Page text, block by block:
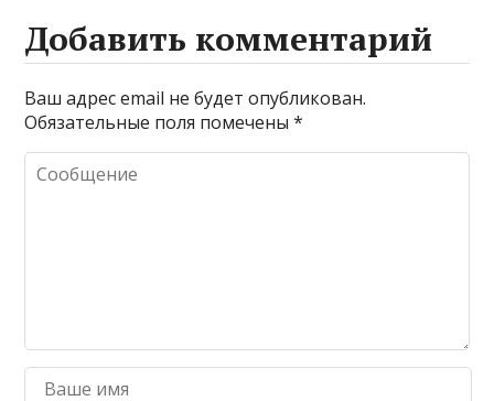
Добавить комментарий
Ваш адрес email не будет опубликован.
Обязательные поля помечены*